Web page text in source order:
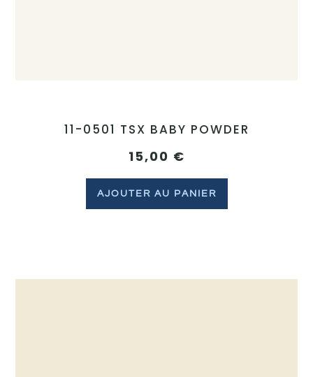
11-0501 TSX BABY POWDER
15,00 €
AJOUTER AU PANIER